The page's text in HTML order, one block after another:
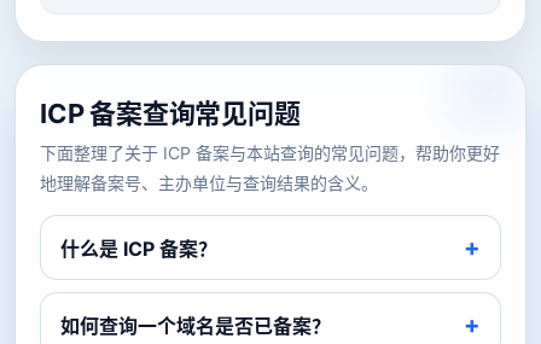
ICP 备案查询常见问题
下面整理了关于 ICP 备案与本站查询的常见问题，帮助你更好
地理解备案号、主办单位与查询结果的含义。
什么是 ICP 备案？
如何查询一个域名是否已备案？